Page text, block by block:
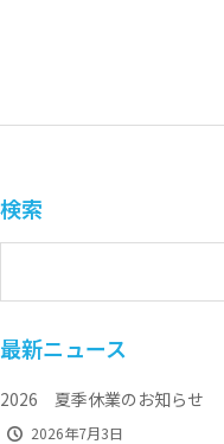
検索
最新ニュース
2026 夏季休業のお知らせ
2026年7月3日